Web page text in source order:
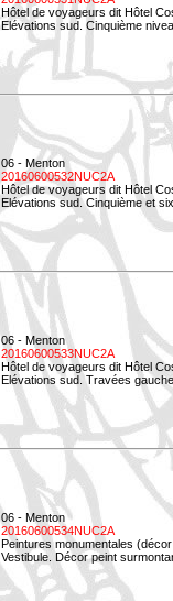
Hôtel de voyageurs dit Hôtel
Elévations sud. Cinquième
06 - Menton
20160600532NUC2A
Hôtel de voyageurs dit Hôtel
Elévations sud. Cinquième et
06 - Menton
20160600533NUC2A
Hôtel de voyageurs dit Hôtel
Elévations sud. Travées
06 - Menton
20160600534NUC2A
Peintures monumentales
Vestibule. Décor peint